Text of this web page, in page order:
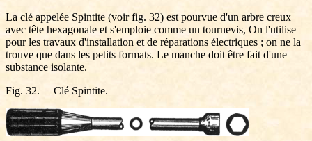
La clé appelée Spintite (voir fig. 32) est pourvue d'un arbre creux
avec tête hexagonale et s'emploie comme un tournevis, On l'utilise
pour les travaux d'installation et de réparations électriques ; on ne la
trouve que dans les petits formats. Le manche doit être fait d'une
substance isolante.
Fig. 32.— Clé Spintite.